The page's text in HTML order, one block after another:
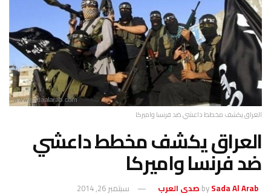
العراق يكشف مخطط داعشي ضد فرنسا واميركا
العراق يكشف مخطط داعشي
ضد فرنسا واميركا
bySada Al Arab صدى العرب سبتمبر 26, 2014